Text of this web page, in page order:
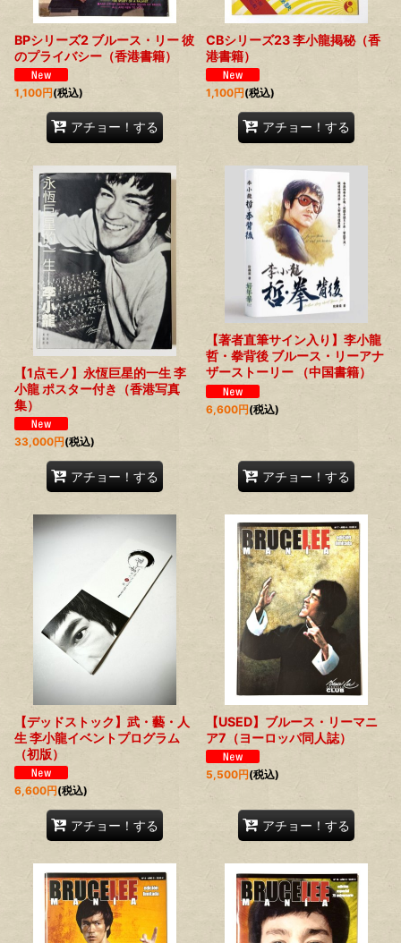
BPシリーズ2 ブルース・リー 彼
のプライバシー（香港書籍）
1,100円(税込)
アチョー！する
CBシリーズ23 李小龍掲秘（香
港書籍）
1,100円(税込)
アチョー！する
【1点モノ】永恆巨星的一生 李
小龍 ポスター付き（香港写真
集）
33,000円(税込)
アチョー！する
【著者直筆サイン入り】李小龍
哲・拳背後 ブルース・リーアナ
ザーストーリー （中国書籍）
6,600円(税込)
アチョー！する
【デッドストック】武・藝・人
生 李小龍イベントプログラム
（初版）
6,600円(税込)
アチョー！する
【USED】ブルース・リーマニ
ア7（ヨーロッパ同人誌）
5,500円(税込)
アチョー！する